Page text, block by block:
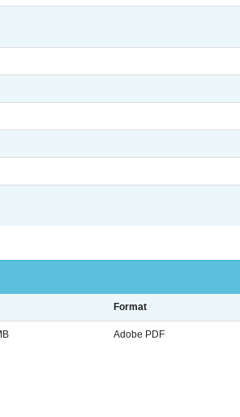
Format
Adobe PDF